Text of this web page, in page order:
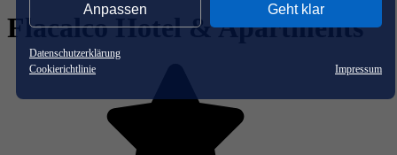
Anpassen Geht klar
Datenschutzerklärung
Cookierichtlinie
Impressum
Flacalco Hotel & Apartments